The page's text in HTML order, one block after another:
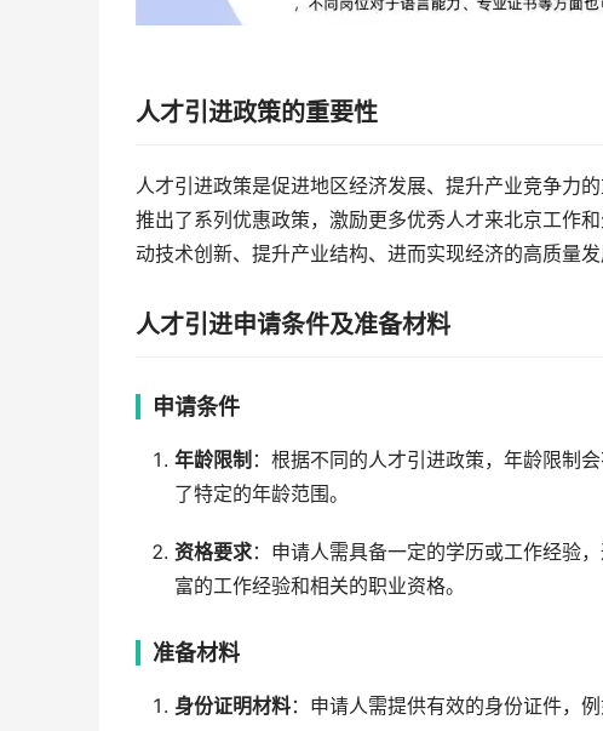
人才引进政策的重要性
人才引进政策是促进地区经济发展、提升产业竞争力
推出了系列优惠政策，激励更多优秀人才来北京工作
动技术创新、提升产业结构、进而实现经济的高质量发
人才引进申请条件及准备材料
申请条件
年龄限制 ：根据不同的人才引进政策，年龄限制
了特定的年龄范围。
资格要求：申请人需具备一定的学历或工作经验
富的工作经验和相关的职业资格。
准备材料
身份证明材料：申请人需提供有效的身份证件，例